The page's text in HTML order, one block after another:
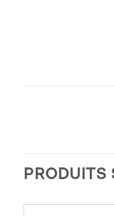
PRODUITS